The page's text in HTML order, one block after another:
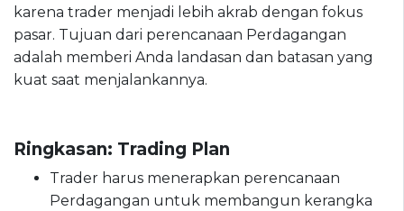
karena trader menjadi lebih akrab dengan fokus
pasar. Tujuan dari perencanaan Perdagangan
adalah memberi Anda landasan dan batasan yang
kuat saat menjalankannya.
Ringkasan: Trading Plan
Trader harus menerapkan perencanaan
Perdagangan untuk membangun kerangka